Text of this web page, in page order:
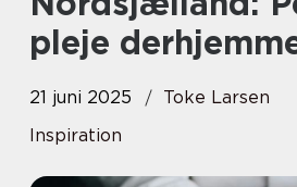
pleje
21 juni 2025
Toke Larsen
Inspiration